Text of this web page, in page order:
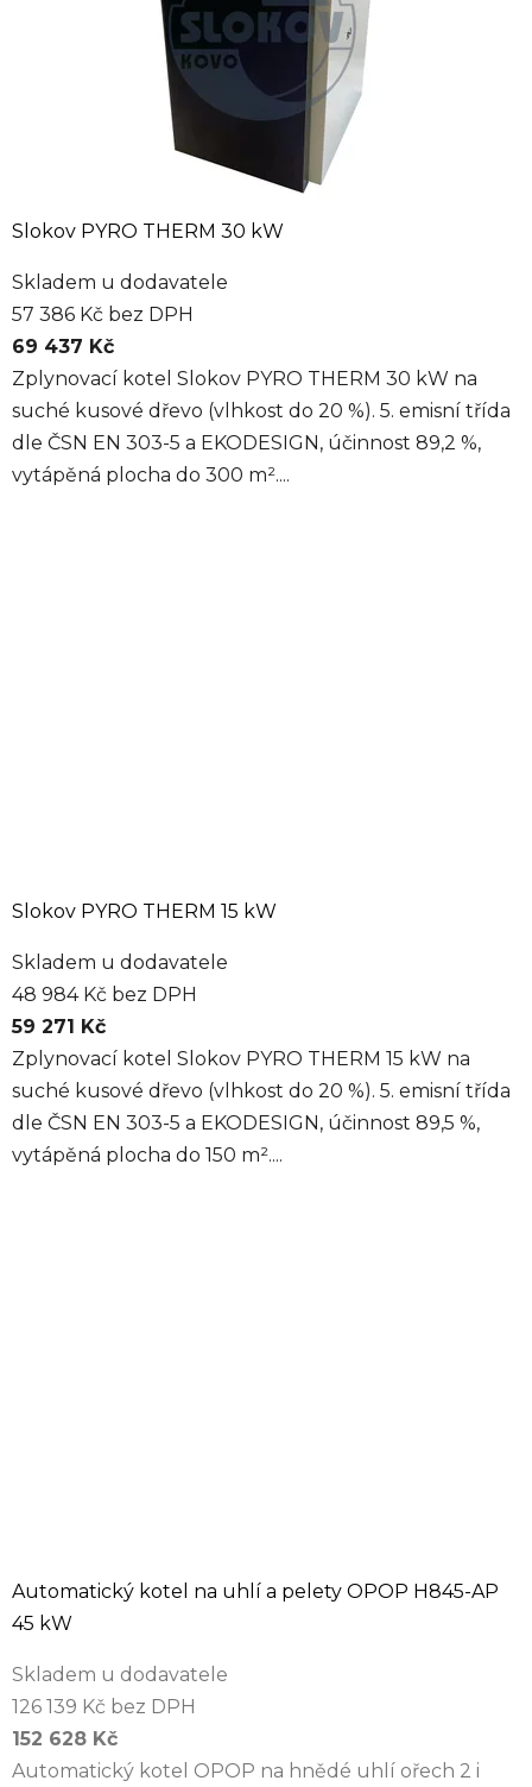
Slokov PYRO THERM 30 kW
Skladem u dodavatele
57 386 Kč bez DPH
69 437 Kč
Zplynovací kotel Slokov PYRO THERM 30 kW na
suché kusové dřevo (vlhkost do 20 %). 5. emisní třída
dle ČSN EN 303-5 a EKODESIGN, účinnost 89,2 %,
vytápěná plocha do 300 m²....
Slokov PYRO THERM 15 kW
Skladem u dodavatele
48 984 Kč bez DPH
59 271 Kč
Zplynovací kotel Slokov PYRO THERM 15 kW na
suché kusové dřevo (vlhkost do 20 %). 5. emisní třída
dle ČSN EN 303-5 a EKODESIGN, účinnost 89,5 %,
vytápěná plocha do 150 m²....
Automatický kotel na uhlí a pelety OPOP H845-AP
45 kW
Skladem u dodavatele
126 139 Kč bez DPH
152 628 Kč
Automatický kotel OPOP na hnědé uhlí ořech 2 i